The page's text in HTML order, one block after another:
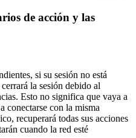
de acción y las
si su sesión no está
la sesión debido al
Esto no significa que vaya a
conectarse con la misma
recuperará todas sus acciones
cuando la red esté